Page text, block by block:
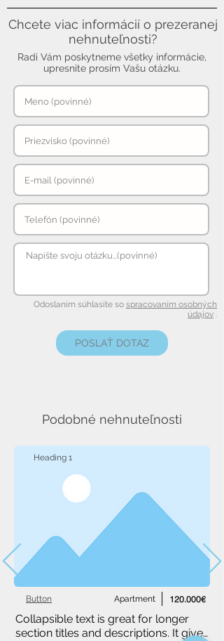
Chcete viac informácií o prezeranej
nehnuteľnosti?
Radi Vám poskytneme všetky informácie,
upresnite prosím Vašu otázku.
Odoslaním súhlasíte so spracovaním osobných
údajov .
POSLAŤ DOTAZ
Podobné nehnuteľnosti
Heading 1
Apartment
Button 120.000€
Collapsible text is great for longer
section titles and descriptions. It gives